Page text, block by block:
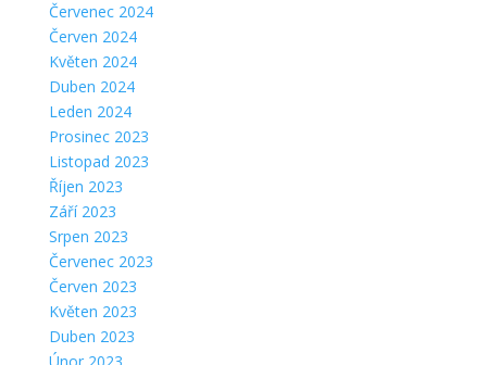
Červenec 2024
Červen 2024
Květen 2024
Duben 2024
Leden 2024
Prosinec 2023
Listopad 2023
Říjen 2023
Září 2023
Srpen 2023
Červenec 2023
Červen 2023
Květen 2023
Duben 2023
Únor 2023